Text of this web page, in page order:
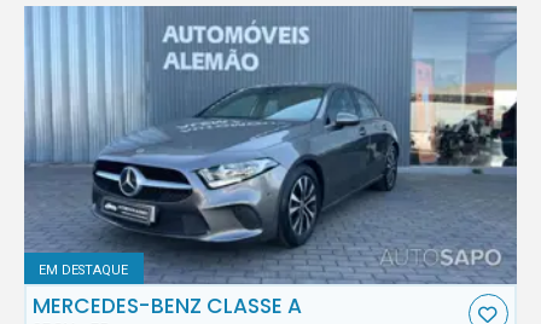
EM DESTAQUE
MERCEDES-BENZ CLASSE A